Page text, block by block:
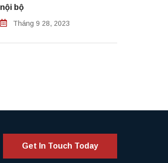
nội bộ
Tháng 9 28, 2023
Get In Touch Today